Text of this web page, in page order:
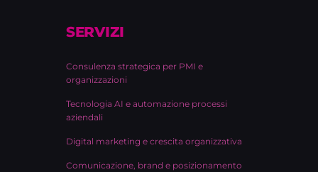
SERVIZI
Consulenza strategica per PMI e
organizzazioni
Tecnologia AI e automazione processi
aziendali
Digital marketing e crescita organizzativa
Comunicazione, brand e posizionamento